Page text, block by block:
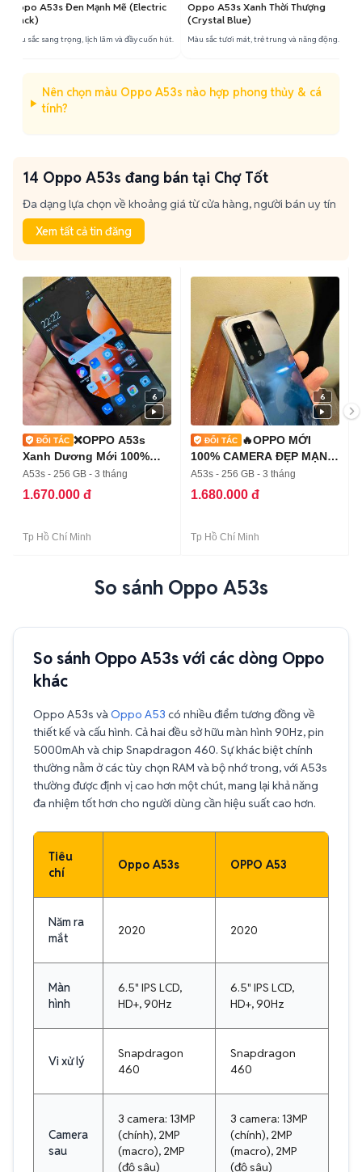
Oppo A53s Đen Mạnh Mẽ (Electric
Black)
Màu sắc sang trọng, lịch lãm và đầy cuốn hút.
Oppo A53s Xanh Thời Thượng
(Crystal Blue)
Màu sắc tươi mát, trẻ trung và năng động.
Nên chọn màu Oppo A53s nào hợp phong thủy & cá
tính?
14 Oppo A53s đang bán tại Chợ Tốt
Đa dạng lựa chọn về khoảng giá từ cửa hàng, người bán uy tín
Xem tất cả tin đăng
6
❌OPPO A53s
Xanh Dương Mới 100%
Mượt mà❌
A53s - 256 GB - 3 tháng
1.670.000 đ
Tp Hồ Chí Minh
6
🔥OPPO MỚI
100% CAMERA ĐẸP MẠNH
MẼ🔥
A53s - 256 GB - 3 tháng
1.680.000 đ
Tp Hồ Chí Minh
So sánh Oppo A53s
So sánh Oppo A53s với các dòng Oppo
khác
Oppo A53s vàOppo A53 có nhiều điểm tương đồng về
thiết kế và cấu hình. Cả hai đều sở hữu màn hình 90Hz, pin
5000mAh và chip Snapdragon 460. Sự khác biệt chính
thường nằm ở các tùy chọn RAM và bộ nhớ trong, với A53s
thường được định vị cao hơn một chút, mang lại khả năng
đa nhiệm tốt hơn cho người dùng cần hiệu suất cao hơn.
Tiêu
chí
Oppo A53s OPPO A53
Năm ra
mắt
2020 2020
Màn
hình
6.5" IPS LCD,
HD+, 90Hz
6.5" IPS LCD,
HD+, 90Hz
Vi xử lý
Snapdragon
460
Snapdragon
460
Camera
sau
3 camera: 13MP
(chính), 2MP
(macro), 2MP
(độ sâu)
3 camera: 13MP
(chính), 2MP
(macro), 2MP
(độ sâu)